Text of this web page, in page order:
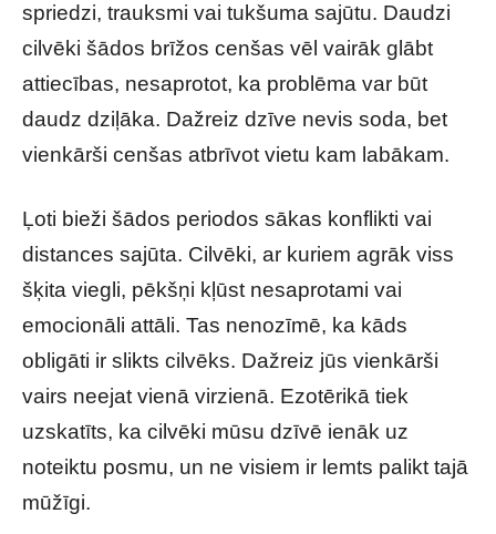
spriedzi, trauksmi vai tukšuma sajūtu. Daudzi
cilvēki šādos brīžos cenšas vēl vairāk glābt
attiecības, nesaprotot, ka problēma var būt
daudz dziļāka. Dažreiz dzīve nevis soda, bet
vienkārši cenšas atbrīvot vietu kam labākam.
Ļoti bieži šādos periodos sākas konflikti vai
distances sajūta. Cilvēki, ar kuriem agrāk viss
šķita viegli, pēkšņi kļūst nesaprotami vai
emocionāli attāli. Tas nenozīmē, ka kāds
obligāti ir slikts cilvēks. Dažreiz jūs vienkārši
vairs neejat vienā virzienā. Ezotērikā tiek
uzskatīts, ka cilvēki mūsu dzīvē ienāk uz
noteiktu posmu, un ne visiem ir lemts palikt tajā
mūžīgi.